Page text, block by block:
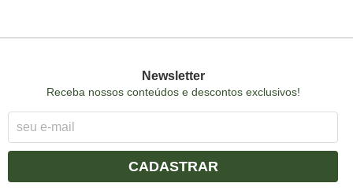
Newsletter
Receba nossos conteúdos e descontos exclusivos!
CADASTRAR